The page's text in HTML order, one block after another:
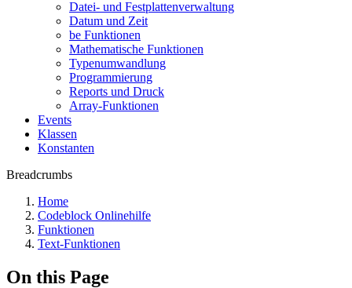
Datei- und Festplattenverwaltung
Datum und Zeit
be Funktionen
Mathematische Funktionen
Typenumwandlung
Programmierung
Reports und Druck
Array-Funktionen
Events
Klassen
Konstanten
Breadcrumbs
Home
Codeblock Onlinehilfe
Funktionen
Text-Funktionen
On this Page